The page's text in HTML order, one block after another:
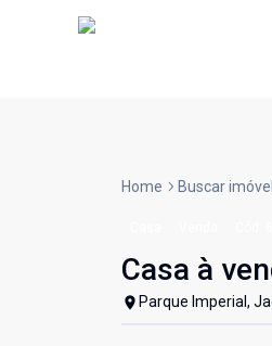
Home Buscar imóvel
Casa à
Parque Imperial,